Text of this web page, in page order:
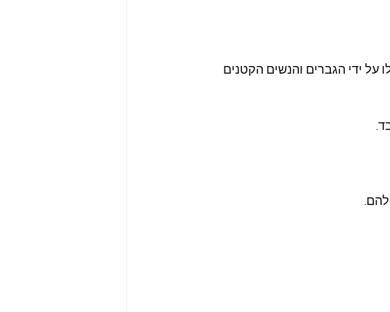
על ידי הגברים והנשים הקטנים
להם.